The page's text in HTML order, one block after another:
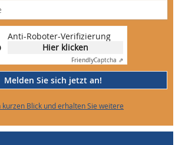
Anti-Roboter-Verifizierung
Hier klicken
FriendlyCaptcha ⇗
Melden Sie sich jetzt an!
kurzen Blick und erhalten Sie weitere